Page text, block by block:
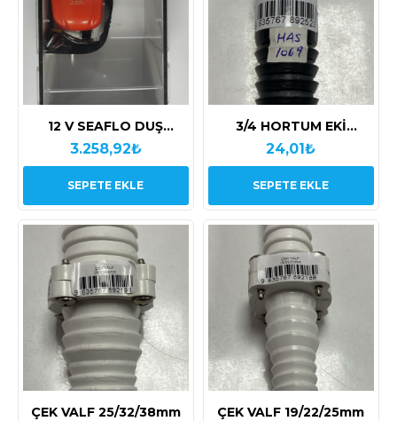
12 V SEAFLO DUŞ
TAHLİYE SİSTEMİ 750
GPH
3.258,92₺
SEPETE EKLE
3/4 HORTUM EKİ
PLASTİK
24,01₺
SEPETE EKLE
ÇEK VALF 25/32/38mm ÇEK VALF 19/22/25mm